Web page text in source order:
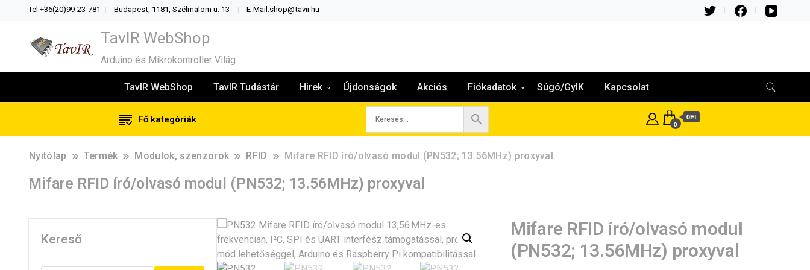
Tel:+36(20)99-23-781 Budapest, 1181, Szélmalom u. 13 E-Mail:shop@tavir.hu
TavIR WebShop
Arduino és Mikrokontroller Világ
TavIR WebShop TavIR Tudástár Hirek Újdonságok Akciós Fiókadatok Súgó/GyIK Kapcsolat
Fő kategóriák 0
0Ft
Nyitólap Termék Modulok, szenzorok RFID Mifare RFID író/olvasó modul (PN532; 13.56MHz) proxyval
Mifare RFID író/olvasó modul (PN532; 13.56MHz) proxyval
Mifare RFID író/olvasó modul
(PN532; 13.56MHz) proxyval
Kereső